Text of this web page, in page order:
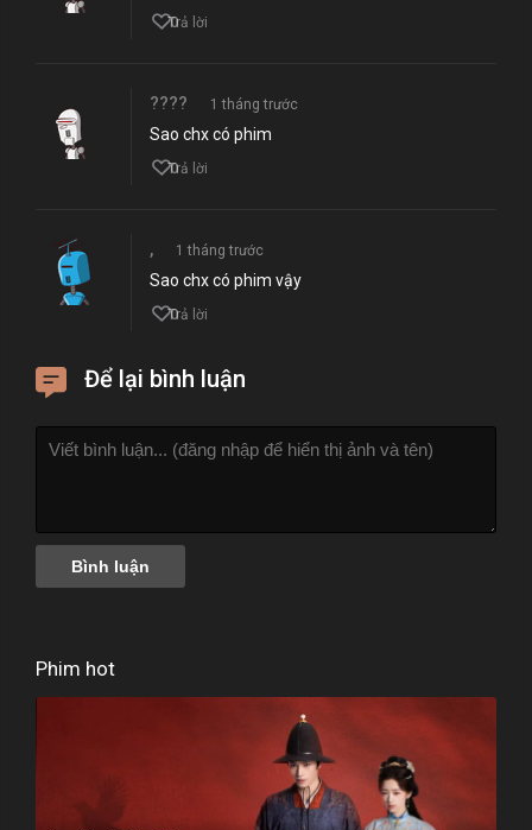
0
Trả lời
???? 1 tháng trước
Sao chx có phim
0
Trả lời
, 1 tháng trước
Sao chx có phim vậy
0
Trả lời
Để lại bình luận
Phim hot